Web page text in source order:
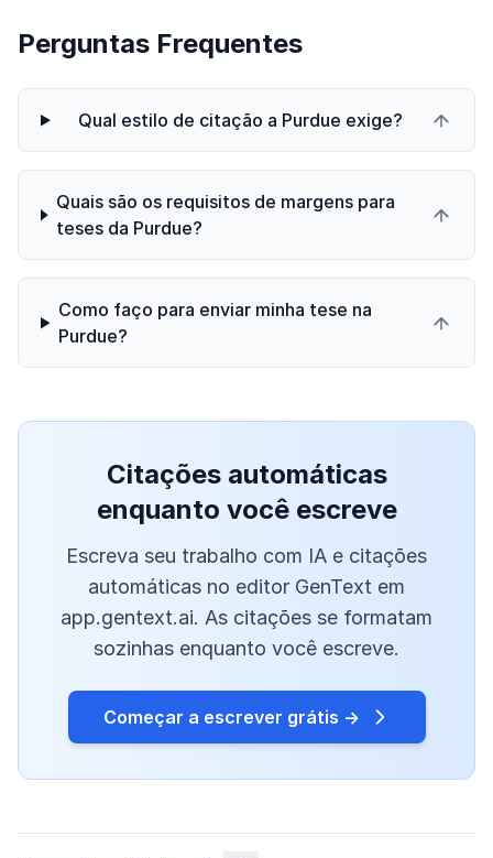
Perguntas Frequentes
Qual estilo de citação a Purdue exige?
Quais são os requisitos de margens para
teses da Purdue?
Como faço para enviar minha tese na
Purdue?
Citações automáticas
enquanto você escreve
Escreva seu trabalho com IA e citações
automáticas no editor GenText em
app.gentext.ai. As citações se formatam
sozinhas enquanto você escreve.
Começar a escrever grátis →